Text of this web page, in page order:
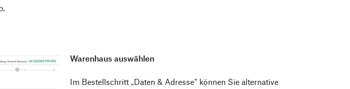
Warenhaus auswählen
Im Bestellschritt „Daten & Adresse“ können Sie alternative